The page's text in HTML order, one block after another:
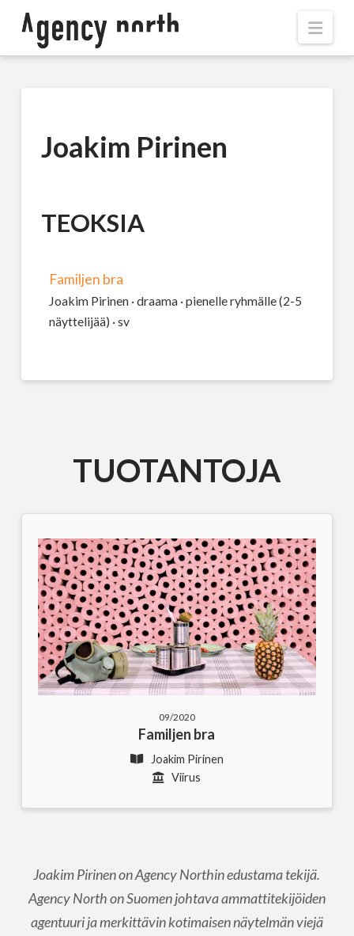
Joakim Pirinen
TEOKSIA
Familjen bra
Joakim Pirinen · draama · pienelle ryhmälle (2-5
näyttelijää) · sv
TUOTANTOJA
09/2020
Familjen bra
Joakim Pirinen
Viirus
Joakim Pirinen on Agency Northin edustama tekijä.
Agency North on Suomen johtava ammattitekijöiden
agentuuri ja merkittävin kotimaisen näytelmän viejä